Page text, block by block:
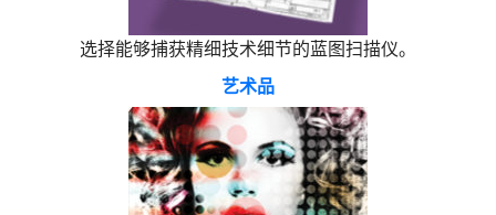
选择能够捕获精细技术细节的蓝图扫描仪。
艺术品